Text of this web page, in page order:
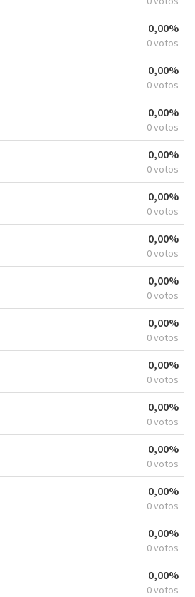
0,00%
0 votos
0,00%
0 votos
0,00%
0 votos
0,00%
0 votos
0,00%
0 votos
0,00%
0 votos
0,00%
0 votos
0,00%
0 votos
0,00%
0 votos
0,00%
0 votos
0,00%
0 votos
0,00%
0 votos
0,00%
0 votos
0,00%
0 votos